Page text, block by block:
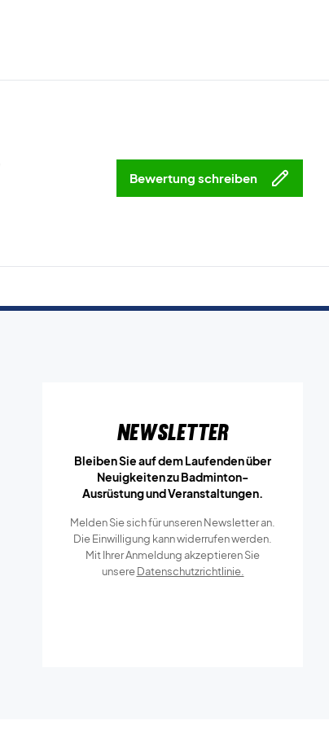
Bewertung schreiben
Newsletter
Bleiben Sie auf dem Laufenden über
Neuigkeiten zu Badminton-
Ausrüstung und Veranstaltungen.
Melden Sie sich für unseren Newsletter an.
Die Einwilligung kann widerrufen werden.
Mit Ihrer Anmeldung akzeptieren Sie
unsereDatenschutzrichtlinie.